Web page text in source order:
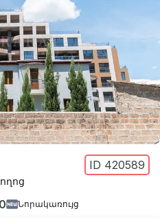
ID 420589
Նորակառույց